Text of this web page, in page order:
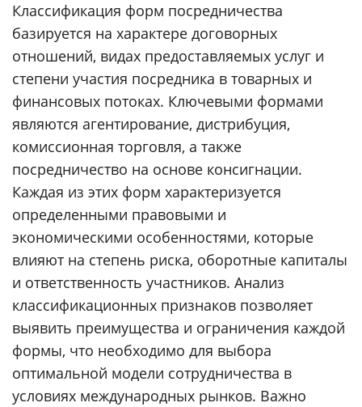
Классификация форм посредничества
базируется на характере договорных
отношений, видах предоставляемых услуг и
степени участия посредника в товарных и
финансовых потоках. Ключевыми формами
являются агентирование, дистрибуция,
комиссионная торговля, а также
посредничество на основе консигнации.
Каждая из этих форм характеризуется
определенными правовыми и
экономическими особенностями, которые
влияют на степень риска, оборотные капиталы
и ответственность участников. Анализ
классификационных признаков позволяет
выявить преимущества и ограничения каждой
формы, что необходимо для выбора
оптимальной модели сотрудничества в
условиях международных рынков. Важно